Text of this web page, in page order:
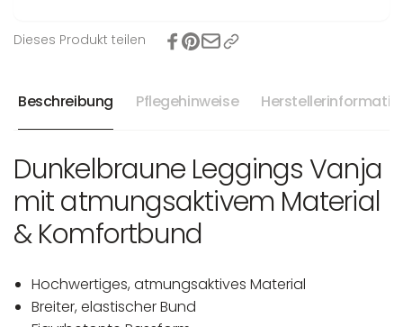
Dieses Produkt teilen
Beschreibung Pflegehinweise
Dunkelbraune Leggings Vanja
mit atmungsaktivem Material
& Komfortbund
Hochwertiges, atmungsaktives Material
Breiter, elastischer Bund